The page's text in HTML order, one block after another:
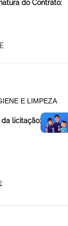
do Contrato:
E LIMPEZA
licitação: